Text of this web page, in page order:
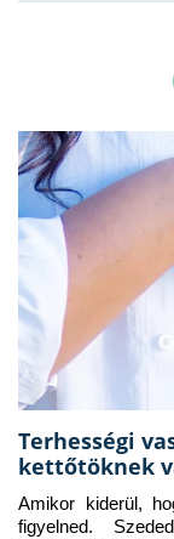
Terhességi
kettőtöknek
Amikor kiderül,
figyelned.